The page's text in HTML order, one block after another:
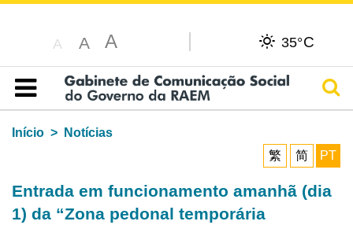
A A A 35°C
Índice
Início
Notícias
繁
简 PT
Entrada em funcionamento amanhã (dia
1) da “Zona pedonal temporária